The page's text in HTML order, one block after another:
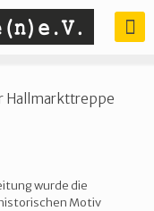
Hallmarkttreppe
wurde die
Motiv